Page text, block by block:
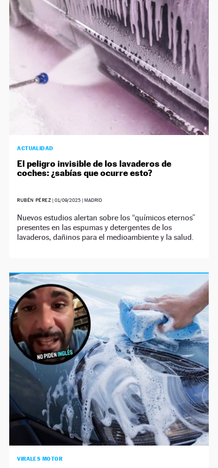
ACTUALIDAD
El peligro invisible de los lavaderos de
coches: ¿sabías que ocurre esto?
RUBÉN PÉREZ |01/09/2025 | MADRID
Nuevos estudios alertan sobre los “químicos eternos”
presentes en las espumas y detergentes de los
lavaderos, dañinos para el medioambiente y la salud.
VIRALES MOTOR